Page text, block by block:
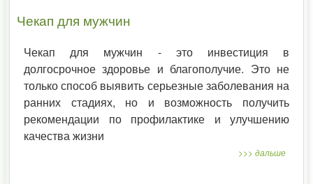
Чекап для мужчин
Чекап для мужчин - это инвестиция в
долгосрочное здоровье и благополучие. Это не
только способ выявить серьезные заболевания на
ранних стадиях, но и возможность получить
рекомендации по профилактике и улучшению
качества жизни
>>> дальше